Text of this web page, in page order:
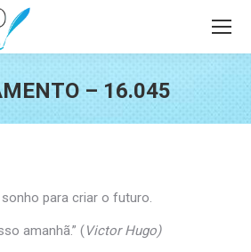
– 16.045
para criar o futuro.
amanhã.” (Victor Hugo)